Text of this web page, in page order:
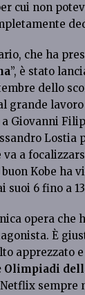
cui non
che ha
”, è stato
dello
grande lavoro
Giovanni
Lostia
va a
Kobe ha
suoi 6 fino a
opera che
È
apprezzato
Olimpiadi
sempre